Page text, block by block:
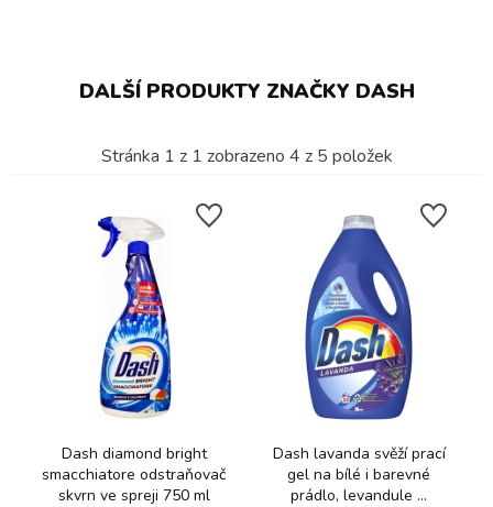
DALŠÍ PRODUKTY ZNAČKY DASH
Stránka 1 z 1 zobrazeno 4 z 5 položek
Dash diamond bright
smacchiatore odstraňovač
skvrn ve spreji 750 ml
Dash lavanda svěží prací
gel na bílé i barevné
prádlo, levandule ...